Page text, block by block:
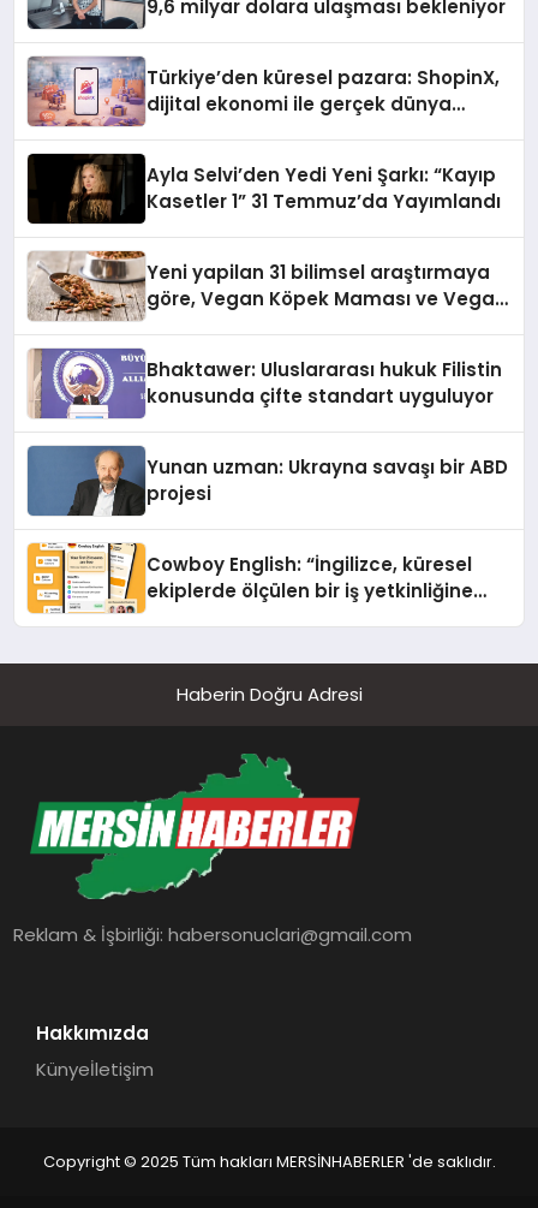
9,6 milyar dolara ulaşması bekleniyor
Türkiye’den küresel pazara: ShopinX,
dijital ekonomi ile gerçek dünya
Ayla Selvi’den Yedi Yeni Şarkı: “Kayıp
Kasetler 1” 31 Temmuz’da Yayımlandı
Yeni yapilan 31 bilimsel araştırmaya
göre, Vegan Köpek Maması ve Vegan
Bhaktawer: Uluslararası hukuk Filistin
konusunda çifte standart uyguluyor
Yunan uzman: Ukrayna savaşı bir ABD
projesi
Cowboy English: “İngilizce, küresel
ekiplerde ölçülen bir iş yetkinliğine
Haberin Doğru Adresi
Reklam & İşbirliği:habersonuclari@gmail.com
Hakkımızda
Künyeİletişim
Copyright © 2025 Tüm hakları MERSİNHABERLER 'de saklıdır.